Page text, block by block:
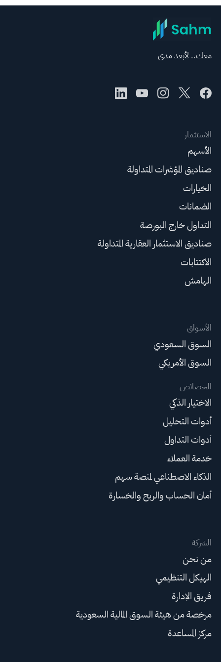
معك.. لأبعد مدى
الاستثمار
الأسهم
صناديق المؤشرات المتداولة
الخيارات
الضمانات
التداول خارج البورصة
صناديق الاستثمار العقارية المتداولة
الاكتتابات
الهامش
الأسواق
السوق السعودي
السوق الأمريكي
الخصائص
الاختيار الذكي
أدوات التحليل
أدوات التداول
خدمة العملاء
الذكاء الاصطناعي لمنصة سهم
أمان الحساب والربح والخسارة
الشركة
من نحن
الهيكل التنظيمي
فريق الإدارة
مرخصة من هيئة السوق المالية السعودية
مركز المساعدة